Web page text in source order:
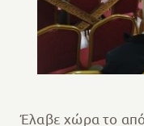
Έλαβε χώρα το